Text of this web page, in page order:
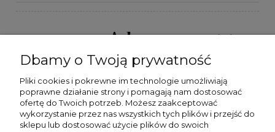
Adresy
Depilab
Twój problem
Dbamy o Twoją prywatność
Pliki cookies i pokrewne im technologie umożliwiają
poprawne działanie strony i pomagają nam dostosować
ofertę do Twoich potrzeb. Możesz zaakceptować
wykorzystanie przez nas wszystkich tych plików i przejść do
sklepu lub dostosować użycie plików do swoich